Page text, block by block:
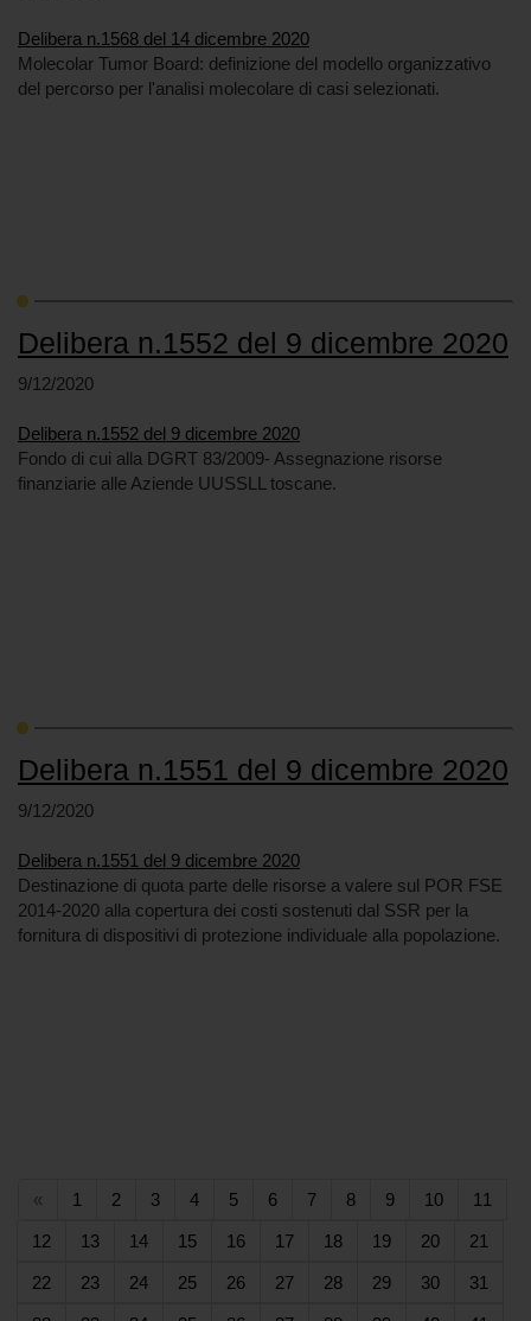
Delibera n.1568 del 14 dicembre 2020
Molecolar Tumor Board: definizione del modello organizzativo
del percorso per l'analisi molecolare di casi selezionati.
Delibera n.1552 del 9 dicembre 2020
9/12/2020
Delibera n.1552 del 9 dicembre 2020
Fondo di cui alla DGRT 83/2009- Assegnazione risorse
finanziarie alle Aziende UUSSLL toscane.
Delibera n.1551 del 9 dicembre 2020
9/12/2020
Delibera n.1551 del 9 dicembre 2020
Destinazione di quota parte delle risorse a valere sul POR FSE
2014-2020 alla copertura dei costi sostenuti dal SSR per la
fornitura di dispositivi di protezione individuale alla popolazione.
« 1 (current)
2 (current)
3(current)
4(current)
5(current)
6(current)
7(current)
8(current)
9(current)
10(current)
11
12 (current)
13(current)
14(current)
15(current)
16(current)
17(current)
18(current)
19(current)
20(current)
21
22 (current)
23(current)
24(current)
25(current)
26(current)
27(current)
28(current)
29(current)
30(current)
31